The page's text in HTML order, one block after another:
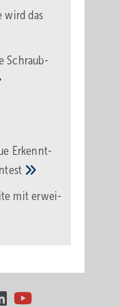
wird das
Schraub­
Erkennt­
mit erwei­